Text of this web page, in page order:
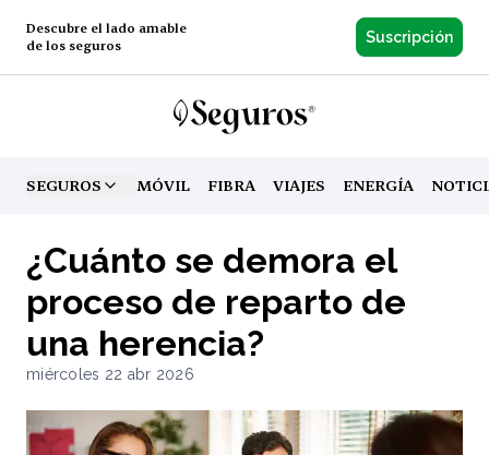
Descubre el lado amable
de los seguros
Suscripción
SEGUROS
TOGGLE MENUMÓVIL FIBRA VIAJES ENERGÍA
¿Cuánto se demora el
proceso de reparto de
una herencia?
miércoles 22 abr 2026